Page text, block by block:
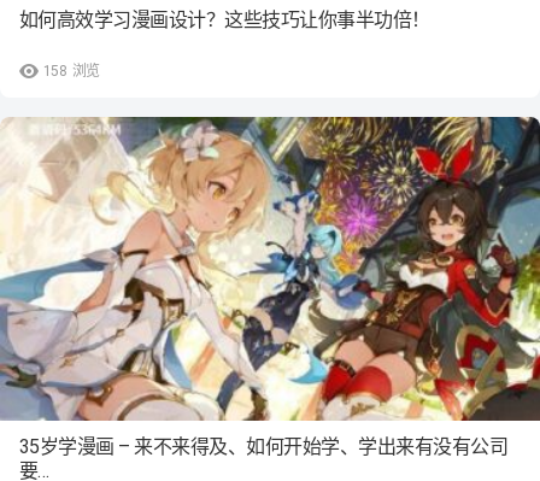
158 浏览
如何高效学习漫画设计？这些技巧让你事半功倍！
35岁学漫画 – 来不来得及、如何开始学、学出来有没有公司
要…